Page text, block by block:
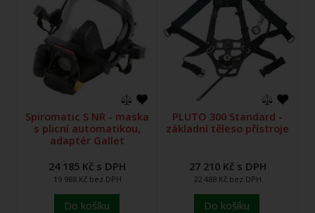
Spiromatic S NR - maska
s plicní automatikou,
adaptér Gallet
24 185 Kč s DPH
19 988 Kč bez DPH
Do košíku
PLUTO 300 Standard -
základní těleso přístroje
27 210 Kč s DPH
22 488 Kč bez DPH
Do košíku